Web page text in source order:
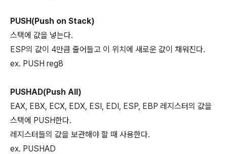
PUSH(Push on Stack)
스택에 값을 넣는다.
ESP의 값이 4만큼 줄어들고 이 위치에 새로운 값이 채워진다.
ex. PUSH reg8
PUSHAD(Push All)
EAX, EBX, ECX, EDX, ESI, EDI, ESP, EBP 레지스터의 값을
스택에 PUSH한다.
레지스터들의 값을 보관해야 할 때 사용한다.
ex. PUSHAD